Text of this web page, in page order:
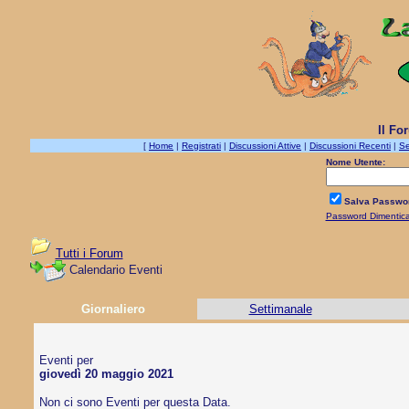
Il
[ Home | Registrati | Discussioni Attive | Discussioni Recenti |
Nome Utente:
Salva
Password
Tutti i Forum
Calendario Eventi
Giornaliero Settimanale
Eventi per
giovedì 20 maggio 2021
Non ci sono Eventi per questa Data.